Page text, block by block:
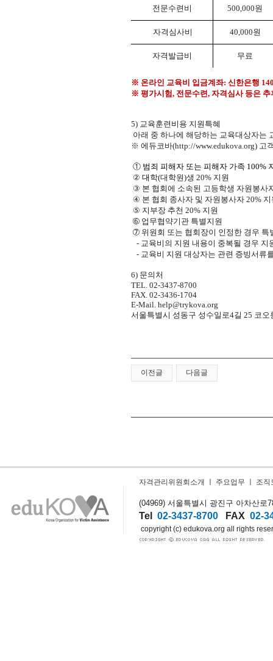
전문수련비 500,000원
자격심사비 40,000원
자격발급비 무료
※ 온라인 교육비 입금계좌: 신한은행
※ 평가시험, 전문수련, 자격심사 등은
5) 교육훈련비용 지원특혜
아래 중 하나에 해당하는 교육대상자는
※ 에듀코바(http://www.edukova.org) 고
① 범죄 피해자 또는 피해자 가족 100%
② 대 학(대학원)생 20% 지원
③ 본 협회에 소속된 고등학생 자원봉사
④ 본 협회 종사자 및 자원봉사자 20% 지
⑤ 지부장 추천 20% 지원
➅ 업무협약기관 특별지원
➆ 위원회 또는 협회장이 인정한 경우 특
- 교육비의 지원 내용이 중복될 경우 지
- 교육비 지원 대상자는 관련 증빙서류
6) 문의처
TEL. 02-3437-8700
FAX. 02-3436-1704
E-Mail. help@trykova.org
서울특별시 성동구 성수일로4길 25 코오
이전글 다음글
자격관리위원회소개 주요업무 조직
(04969) 서울특별시 광진구 아차산로
Tel 02-3437-8700 FAX 02-
copyright (c) edukova.org all rights